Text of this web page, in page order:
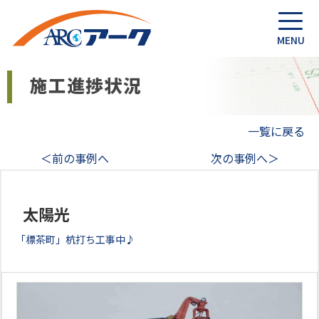
一覧に戻る
＜前の事例へ
次の事例へ＞
太陽光
「標茶町」杭打ち工事中♪